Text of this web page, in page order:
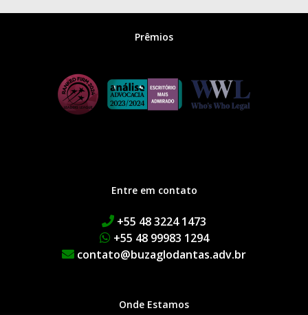
Prêmios
Entre em contato
+55 48 3224 1473
+55 48 99983 1294
contato@buzaglodantas.adv.br
Onde Estamos